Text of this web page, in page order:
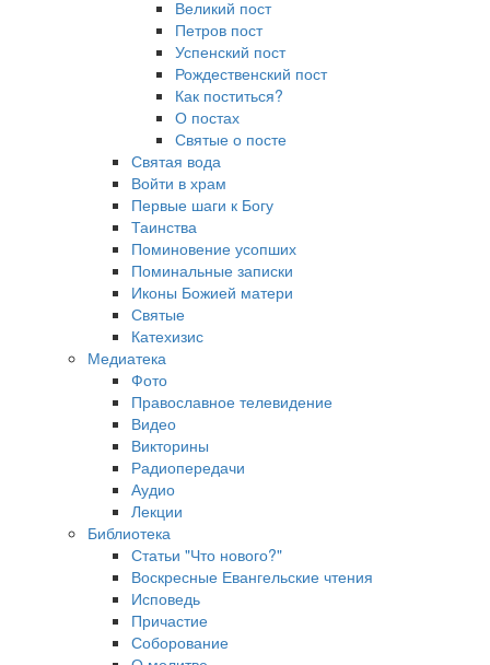
Великий пост
Петров пост
Успенский пост
Рождественский пост
Как поститься?
О постах
Святые о посте
Святая вода
Войти в храм
Первые шаги к Богу
Таинства
Поминовение усопших
Поминальные записки
Иконы Божией матери
Святые
Катехизис
Медиатека
Фото
Православное телевидение
Видео
Викторины
Радиопередачи
Аудио
Лекции
Библиотека
Статьи "Что нового?"
Воскресные Евангельские чтения
Исповедь
Причастие
Соборование